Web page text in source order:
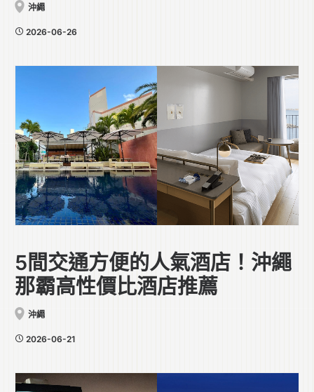
沖繩
2026-06-26
5間交通方便的人氣酒店！沖繩
那霸高性價比酒店推薦
沖繩
2026-06-21